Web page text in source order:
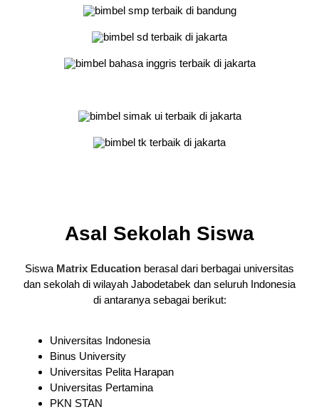
Asal Sekolah Siswa
Siswa Matrix Education berasal dari berbagai universitas
dan sekolah di wilayah Jabodetabek dan seluruh Indonesia
di antaranya sebagai berikut:
Universitas Indonesia
Binus University
Universitas Pelita Harapan
Universitas Pertamina
PKN STAN